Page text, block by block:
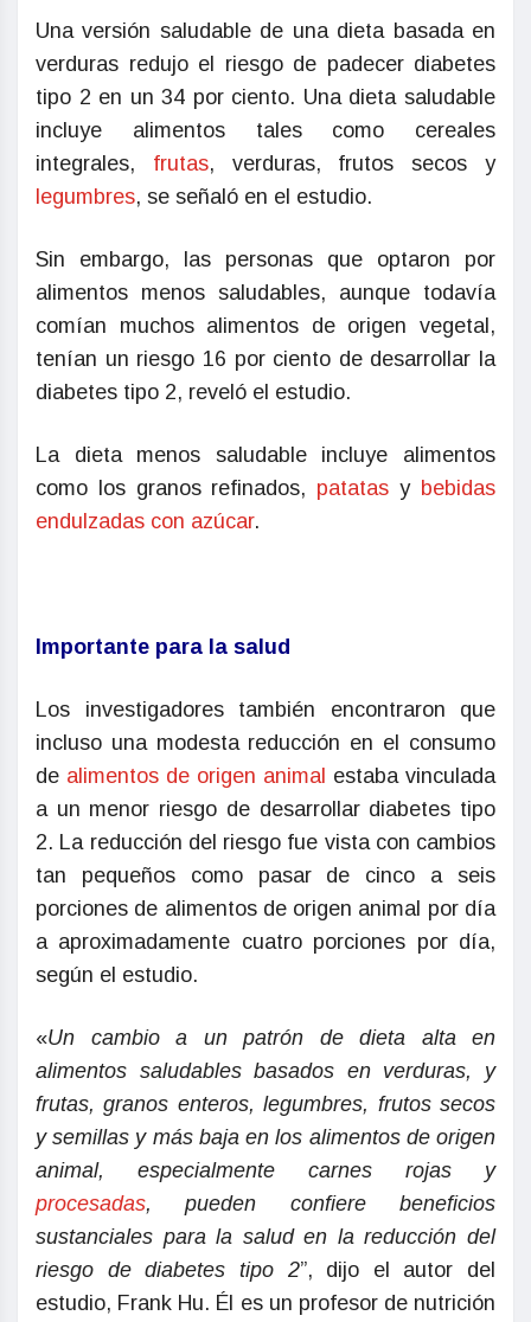
Una versión saludable de una dieta basada en
verduras redujo el riesgo de padecer diabetes
tipo 2 en un 34 por ciento. Una dieta saludable
incluye alimentos tales como cereales
integrales, frutas, verduras, frutos secos y
legumbres, se señaló en el estudio.
Sin embargo, las personas que optaron por
alimentos menos saludables, aunque todavía
comían muchos alimentos de origen vegetal,
tenían un riesgo 16 por ciento de desarrollar la
diabetes tipo 2, reveló el estudio.
La dieta menos saludable incluye alimentos
como los granos refinados, patatasy bebidas
endulzadas con azúcar.
Importante para la salud
Los investigadores también encontraron que
incluso una modesta reducción en el consumo
de alimentos de origen animal estaba vinculada
a un menor riesgo de desarrollar diabetes tipo
2. La reducción del riesgo fue vista con cambios
tan pequeños como pasar de cinco a seis
porciones de alimentos de origen animal por día
a aproximadamente cuatro porciones por día,
según el estudio.
«Un cambio a un patrón de dieta alta en
alimentos saludables basados en verduras, y
frutas, granos enteros, legumbres, frutos secos
y semillas y más baja en los alimentos de origen
animal, especialmente carnes rojas y
procesadas, pueden confiere beneficios
sustanciales para la salud en la reducción del
riesgo de diabetes tipo 2”, dijo el autor del
estudio, Frank Hu. Él es un profesor de nutrición